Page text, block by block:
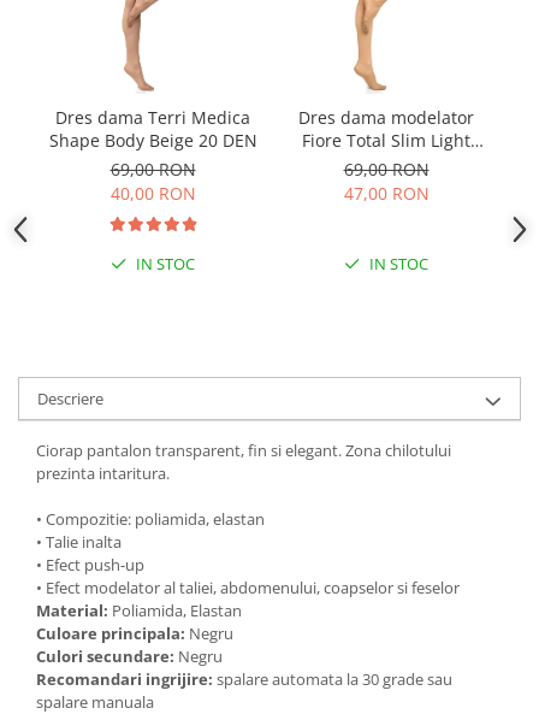
Dres dama Terri Medica
Shape Body Beige 20 DEN
69,00 RON
40,00 RON
IN STOC
Dres dama modelator
Fiore Total Slim Light
Natural 20 DEN
69,00 RON
47,00 RON
IN STOC
Descriere
Ciorap pantalon transparent, fin si elegant. Zona chilotului
prezinta intaritura.
• Compozitie: poliamida, elastan
• Talie inalta
• Efect push-up
• Efect modelator al taliei, abdomenului, coapselor si feselor
Material: Poliamida, Elastan
Culoare principala: Negru
Culori secundare: Negru
Recomandari ingrijire: spalare automata la 30 grade sau
spalare manuala